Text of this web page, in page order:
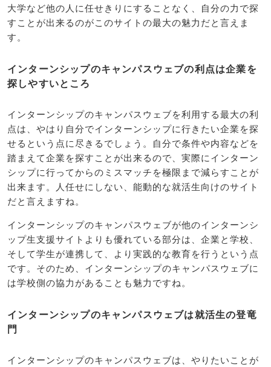
大学など他の人に任せきりにすることなく、自分の力で探
すことが出来るのがこのサイトの最大の魅力だと言えま
す。
インターンシップのキャンパスウェブの利点は企業を
探しやすいところ
インターンシップのキャンパスウェブを利用する最大の利
点は、やはり自分でインターンシップに行きたい企業を探
せるという点に尽きるでしょう。自分で条件や内容などを
踏まえて企業を探すことが出来るので、実際にインターン
シップに行ってからのミスマッチを極限まで減らすことが
出来ます。人任せにしない、能動的な就活生向けのサイト
だと言えますね。
インターンシップのキャンパスウェブが他のインターンシ
ップ生支援サイトよりも優れている部分は、企業と学校、
そして学生が連携して、より実践的な教育を行うという点
です。そのため、インターンシップのキャンパスウェブに
は学校側の協力があることも魅力ですね。
インターンシップのキャンパスウェブは就活生の登竜
門
インターンシップのキャンパスウェブは、やりたいことが